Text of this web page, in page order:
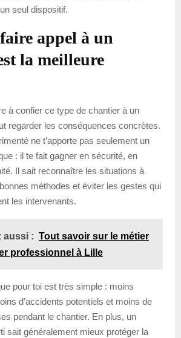
seul dispositif.
appel à un
la meilleure
à confier ce type de chantier à un
regarder les conséquences concrètes.
ne t’apporte pas seulement un
: il te fait gagner en sécurité, en
Il sait reconnaître les situations à
méthodes et éviter les gestes qui
les intervenants.
aussi : Tout savoir sur le métier
professionnel à Lille
pour toi est très simple : moins
d’accidents potentiels et moins de
pendant le chantier. En plus, un
sait généralement mieux protéger la